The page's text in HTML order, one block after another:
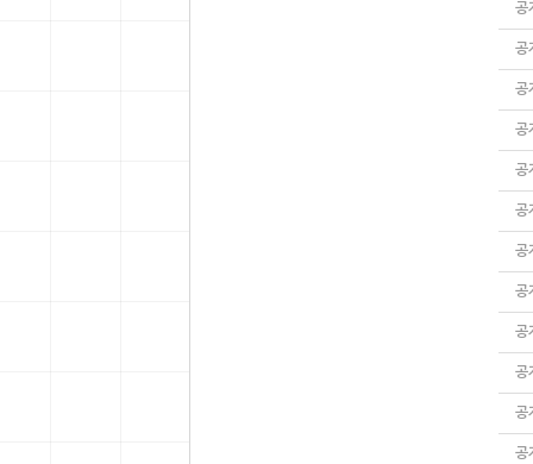
공
공
공
공
공
공
공
공
공
공
공
공